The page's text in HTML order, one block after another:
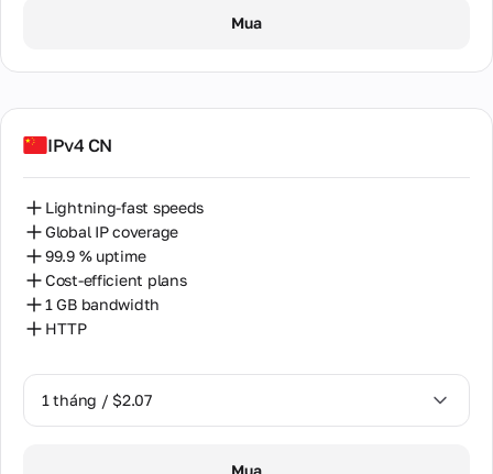
Mua
IPv4 CN
Lightning-fast speeds
Global IP coverage
99.9 % uptime
Cost-efficient plans
1 GB bandwidth
HTTP
1 tháng / $2.07
Mua